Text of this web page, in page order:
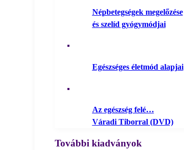
Népbetegségek megelőzése
és szelíd gyógymódjai
Egészséges életmód alapjai
Az egészség felé…
Váradi Tiborral (DVD)
További kiadványok